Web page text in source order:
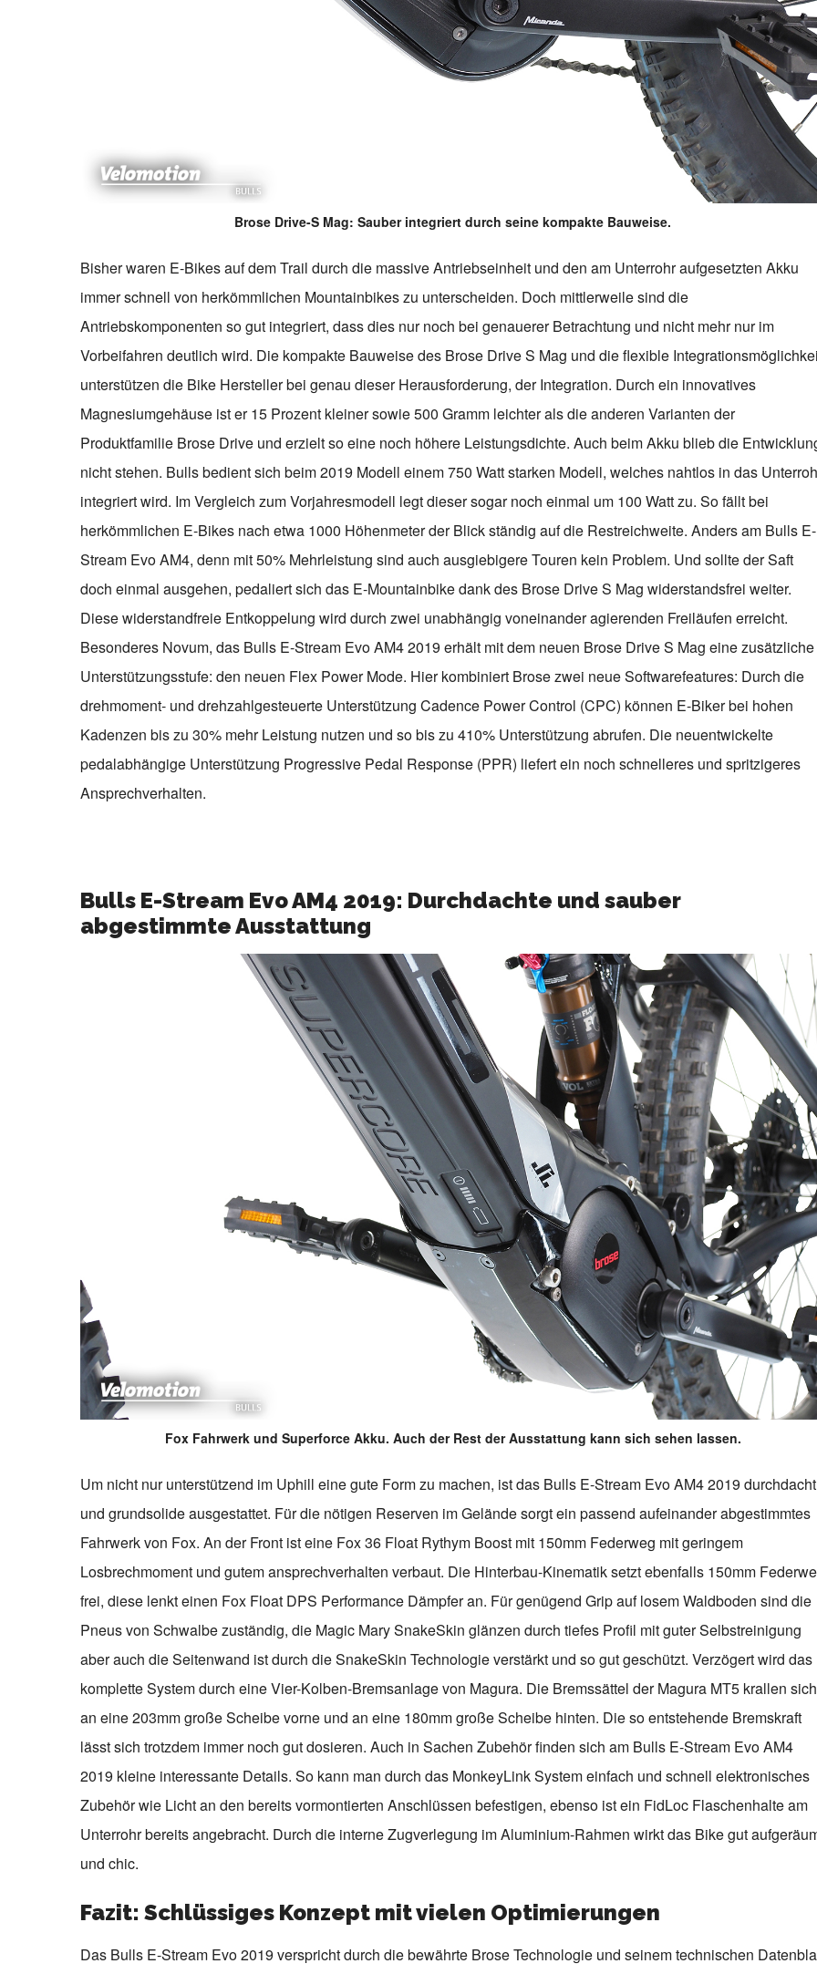
Brose Drive-S Mag: Sauber integriert durch seine kompakte Bauweise.
Bisher waren E-Bikes auf dem Trail durch die massive Antriebseinheit und den am Unterrohr aufgesetzten Akku
immer schnell von herkömmlichen Mountainbikes zu unterscheiden. Doch mittlerweile sind die
Antriebskomponenten so gut integriert, dass dies nur noch bei genauerer Betrachtung und nicht mehr nur im
Vorbeifahren deutlich wird. Die kompakte Bauweise des Brose Drive S Mag und die flexible
unterstützen die Bike Hersteller bei genau dieser Herausforderung, der Integration. Durch ein innovatives
Magnesiumgehäuse ist er 15 Prozent kleiner sowie 500 Gramm leichter als die anderen Varianten der
Produktfamilie Brose Drive und erzielt so eine noch höhere Leistungsdichte. Auch beim Akku blieb die
nicht stehen. Bulls bedient sich beim 2019 Modell einem 750 Watt starken Modell, welches nahtlos in das
integriert wird. Im Vergleich zum Vorjahresmodell legt dieser sogar noch einmal um 100 Watt zu. So fällt bei
herkömmlichen E-Bikes nach etwa 1000 Höhenmeter der Blick ständig auf die Restreichweite. Anders am Bulls E-
Stream Evo AM4, denn mit 50% Mehrleistung sind auch ausgiebigere Touren kein Problem. Und sollte der Saft
doch einmal ausgehen, pedaliert sich das E-Mountainbike dank des Brose Drive S Mag widerstandsfrei weiter.
Diese widerstandfreie Entkoppelung wird durch zwei unabhängig voneinander agierenden Freiläufen erreicht.
Besonderes Novum, das Bulls E-Stream Evo AM4 2019 erhält mit dem neuen Brose Drive S Mag eine zusätzliche
Unterstützungsstufe: den neuen Flex Power Mode. Hier kombiniert Brose zwei neue Softwarefeatures: Durch die
drehmoment- und drehzahlgesteuerte Unterstützung Cadence Power Control (CPC) können E-Biker bei hohen
Kadenzen bis zu 30% mehr Leistung nutzen und so bis zu 410% Unterstützung abrufen. Die neuentwickelte
pedalabhängige Unterstützung Progressive Pedal Response (PPR) liefert ein noch schnelleres und spritzigeres
Ansprechverhalten.
Bulls E-Stream Evo AM4 2019: Durchdachte und sauber
abgestimmte Ausstattung
Fox Fahrwerk und Superforce Akku. Auch der Rest der Ausstattung kann sich sehen lassen.
Um nicht nur unterstützend im Uphill eine gute Form zu machen, ist das Bulls E-Stream Evo AM4 2019 durchdacht
und grundsolide ausgestattet. Für die nötigen Reserven im Gelände sorgt ein passend aufeinander abgestimmtes
Fahrwerk von Fox. An der Front ist eine Fox 36 Float Rythym Boost mit 150mm Federweg mit geringem
Losbrechmoment und gutem ansprechverhalten verbaut. Die Hinterbau-Kinematik setzt ebenfalls 150mm
frei, diese lenkt einen Fox Float DPS Performance Dämpfer an. Für genügend Grip auf losem Waldboden sind die
Pneus von Schwalbe zuständig, die Magic Mary SnakeSkin glänzen durch tiefes Profil mit guter Selbstreinigung
aber auch die Seitenwand ist durch die SnakeSkin Technologie verstärkt und so gut geschützt. Verzögert wird das
komplette System durch eine Vier-Kolben-Bremsanlage von Magura. Die Bremssättel der Magura MT5 krallen sich
an eine 203mm große Scheibe vorne und an eine 180mm große Scheibe hinten. Die so entstehende Bremskraft
lässt sich trotzdem immer noch gut dosieren. Auch in Sachen Zubehör finden sich am Bulls E-Stream Evo AM4
2019 kleine interessante Details. So kann man durch das MonkeyLink System einfach und schnell elektronisches
Zubehör wie Licht an den bereits vormontierten Anschlüssen befestigen, ebenso ist ein FidLoc Flaschenhalte am
Unterrohr bereits angebracht. Durch die interne Zugverlegung im Aluminium-Rahmen wirkt das Bike gut
und chic.
Fazit: Schlüssiges Konzept mit vielen Optimierungen
Das Bulls E-Stream Evo 2019 verspricht durch die bewährte Brose Technologie und seinem technischen